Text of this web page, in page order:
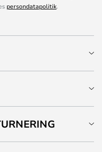
persondatapolitik.